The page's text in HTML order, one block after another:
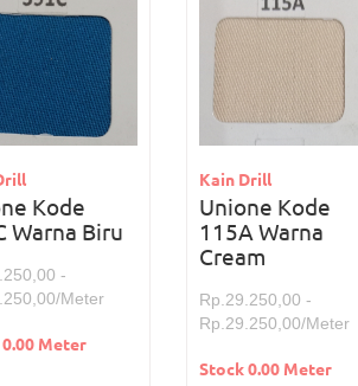
Kode
Warna Biru
-
Meter
Meter
Kain Drill
Unione Kode
115A Warna
Cream
Rp.29.250,00 -
Rp.29.250,00/Meter
Stock 0.00 Meter